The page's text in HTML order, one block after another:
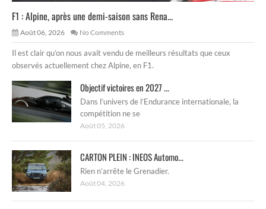
F1 : Alpine, après une demi-saison sans Rena...
Août 06, 2026 No Comments
Il est clair qu’on nous avait vendu de meilleurs résultats que ceux
observés actuellement chez Alpine, en F1.
Objectif victoires en 2027 ...
Dans l’univers de l’Endurance internationale, la
compétition ne se
Août 05, 2026
CARTON PLEIN : INEOS Automo...
Rien n’arrête le Grenadier.
Août 04, 2026